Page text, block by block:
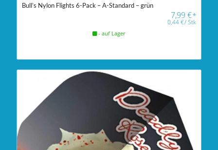
Bull’s Nylon Flights 6-Pack – A-Standard – grün
7,99€*
0,44€/Stk
- auf Lager